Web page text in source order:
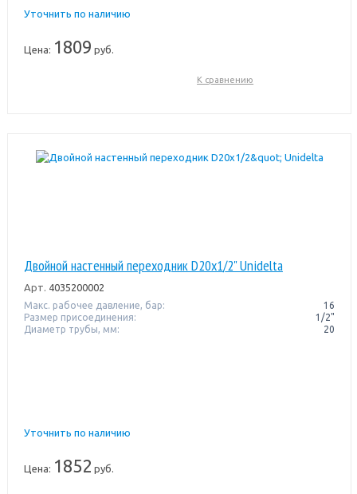
Уточнить по наличию
Цена: 1809 руб.
К сравнению
Двойной настенный переходник D20x1/2" Unidelta
Арт. 4035200002
Макс. рабочее давление, бар:
16
Размер присоединения:
1/2"
Диаметр трубы, мм:
20
Уточнить по наличию
Цена: 1852 руб.